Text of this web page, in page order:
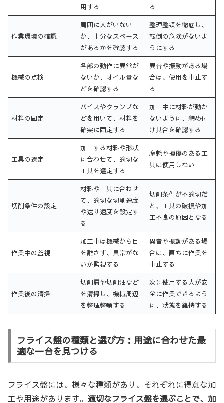
用する
る
作業環境の確認
周囲に人がいない
か、十分なスペース
があるかを確認する
整理整頓を徹底し、
転倒の危険がないよ
うにする
機械の点検
各部の動作に異常が
ないか、オイル量な
どを確認する
異音や振動がある場
合は、使用を中止す
る
材料の固定
バイスやクランプな
どを用いて、材料を
確実に固定する
加工中に材料が動か
ないように、締め付
け具合を確認する
工具の選定
加工する材料や形状
に合わせて、適切な
工具を選定する
摩耗や損傷のある工
具は使用しない
切削条件の設定
材料や工具に合わせ
て、適切な切削速度
や送り速度を設定す
る
切削条件が不適切だ
と、工具の破損や加
工不良の原因となる
作業中の監視
加工中は機械から目
を離さず、異常がな
いか監視する
異音や振動がある場
合は、直ちに作業を
中止する
作業後の清掃
切削屑や切削油など
を清掃し、機械周辺
を整理整頓する
次に使用する人が安
全に作業できるよう
に、状態を維持する
フライス盤の種類と選び方：用途に合わせた最
適な一台を見つける
フライス盤には、様々な種類があり、それぞれに得意な加
工や用途があります。 適切なフライス盤を選ぶことで、加